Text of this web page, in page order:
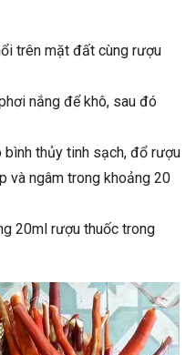
trên mặt đất cùng rượu
nắng để khô, sau đó
bình thủy tinh sạch, đổ rượu
và ngâm trong khoảng 20
20ml rượu thuốc trong